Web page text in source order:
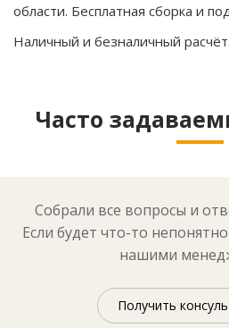
области. Бесплатная сборка и
Наличный и безналичный
Часто
Собрали все вопросы и
Если будет что-то
нашими
Получить